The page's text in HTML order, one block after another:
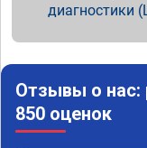
диагностики
Отзывы о нас:
850 оценок